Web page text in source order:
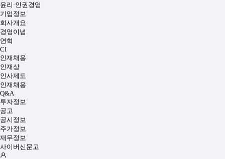
윤리·인권경영
기업정보
회사개요
경영이념
연혁
CI
인재채용
인재상
인사제도
인재채용
Q&A
투자정보
공고
공시정보
주가정보
재무정보
사이버신문고